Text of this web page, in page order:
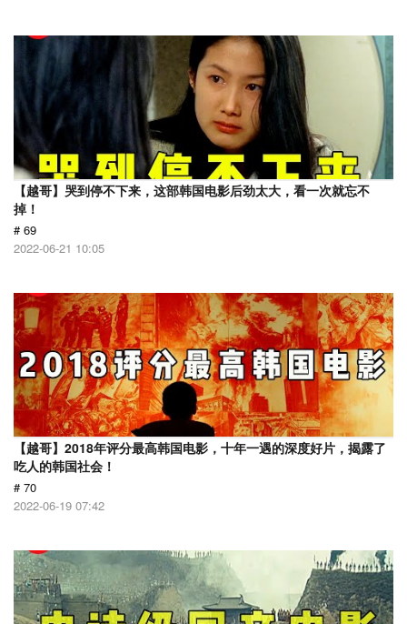
【越哥】哭到停不下来，这部韩国电影后劲太大，看一次就忘不
掉！
# 69
2022-06-21 10:05
【越哥】2018年评分最高韩国电影，十年一遇的深度好片，揭露了
吃人的韩国社会！
# 70
2022-06-19 07:42